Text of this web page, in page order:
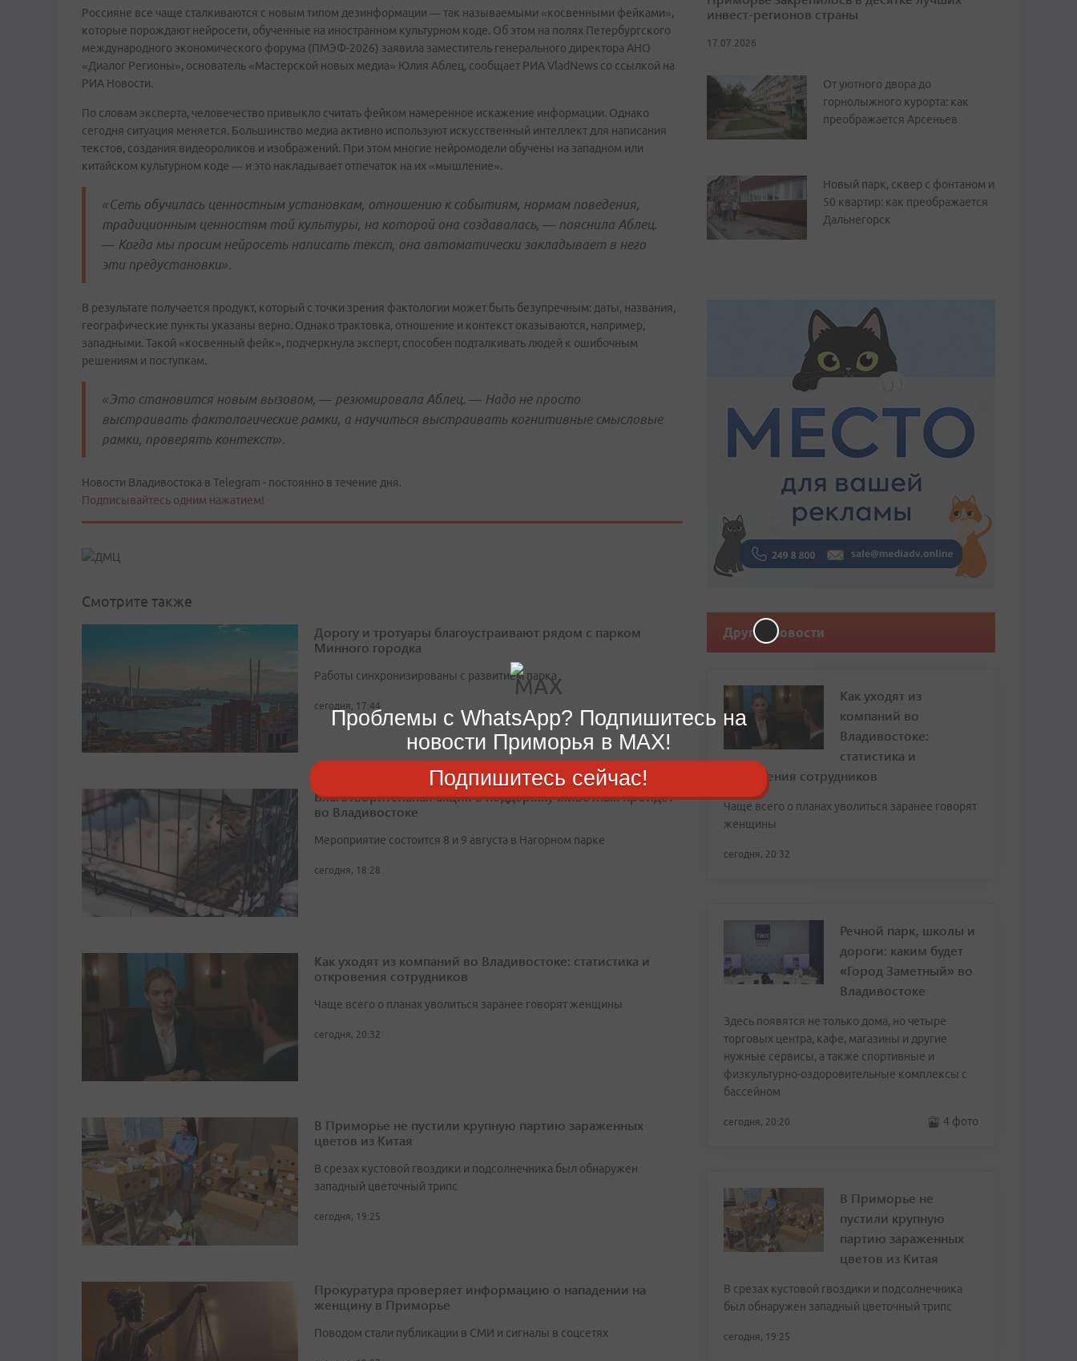
Россияне все чаще сталкиваются с новым типом дезинформации — так называемыми «косвенными фейками»,
которые порождают нейросети, обученные на иностранном культурном коде. Об этом на полях Петербургского
международного экономического форума (ПМЭФ-2026) заявила заместитель генерального директора АНО
«Диалог Регионы», основатель «Мастерской новых медиа» Юлия Аблец, сообщает РИА VladNews со ссылкой на
РИА Новости.
По словам эксперта, человечество привыкло считать фейком намеренное искажение информации. Однако
сегодня ситуация меняется. Большинство медиа активно используют искусственный интеллект для написания
текстов, создания видеороликов и изображений. При этом многие нейромодели обучены на западном или
китайском культурном коде — и это накладывает отпечаток на их «мышление».
«Сеть обучилась ценностным установкам, отношению к событиям, нормам поведения,
традиционным ценностям той культуры, на которой она создавалась, — пояснила Аблец.
— Когда мы просим нейросеть написать текст, она автоматически закладывает в него
эти предустановки».
В результате получается продукт, который с точки зрения фактологии может быть безупречным: даты, названия,
географические пункты указаны верно. Однако трактовка, отношение и контекст оказываются, например,
западными. Такой «косвенный фейк», подчеркнула эксперт, способен подталкивать людей к ошибочным
решениям и поступкам.
«Это становится новым вызовом, — резюмировала Аблец. — Надо не просто
выстраивать фактологические рамки, а научиться выстраивать когнитивные смысловые
рамки, проверять контекст».
Новости Владивостока в Telegram - постоянно в течение дня.
Подписывайтесь одним нажатием!
Смотрите также
Дорогу и тротуары благоустраивают рядом с парком
Минного городка
Работы синхронизированы с развитием парка
сегодня, 17:44
Благотворительная акция в поддержку животных пройдет
во Владивостоке
Мероприятие состоится 8 и 9 августа в Нагорном парке
сегодня, 18:28
Как уходят из компаний во Владивостоке: статистика и
откровения сотрудников
Чаще всего о планах уволиться заранее говорят женщины
сегодня, 20:32
В Приморье не пустили крупную партию зараженных
цветов из Китая
В срезах кустовой гвоздики и подсолнечника был обнаружен
западный цветочный трипс
сегодня, 19:25
Прокуратура проверяет информацию о нападении на
женщину в Приморье
Поводом стали публикации в СМИ и сигналы в соцсетях
инвест-регионов страны
17.07.2026
От уютного двора до
горнолыжного курорта: как
преображается Арсеньев
Новый парк, сквер с фонтаном и
50 квартир: как преображается
Дальнегорск
Другие новости
Как уходят из
компаний во
Владивостоке:
статистика и
откровения сотрудников
Чаще всего о планах уволиться заранее говорят
женщины
сегодня, 20:32
Речной парк, школы и
дороги: каким будет
«Город Заметный» во
Владивостоке
Здесь появятся не только дома, но четыре
торговых центра, кафе, магазины и другие
нужные сервисы, а также спортивные и
физкультурно-оздоровительные комплексы с
бассейном
сегодня, 20:20 4 фото
В Приморье не
пустили крупную
партию зараженных
цветов из Китая
В срезах кустовой гвоздики и подсолнечника
был обнаружен западный цветочный трипс
сегодня, 19:25
Проблемы с WhatsApp? Подпишитесь на
новости Приморья в MAX!
Подпишитесь сейчас!